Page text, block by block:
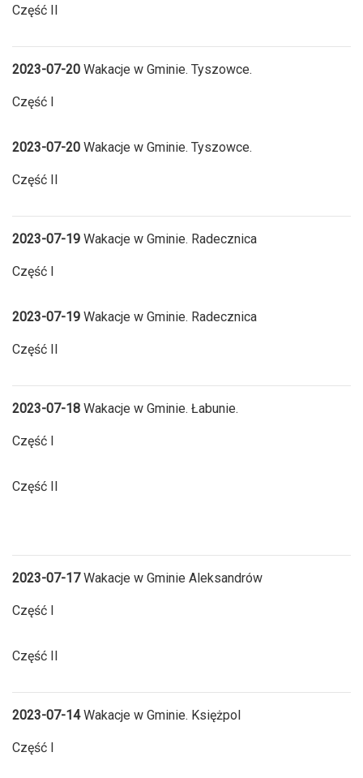
Część II
2023-07-20 Wakacje w Gminie. Tyszowce.
Część I
2023-07-20 Wakacje w Gminie. Tyszowce.
Część II
2023-07-19 Wakacje w Gminie. Radecznica
Część I
2023-07-19 Wakacje w Gminie. Radecznica
Część II
2023-07-18 Wakacje w Gminie. Łabunie.
Część I
Część II
2023-07-17Wakacje w Gminie Aleksandrów
Część I
Część II
2023-07-14Wakacje w Gminie. Księżpol
Część I